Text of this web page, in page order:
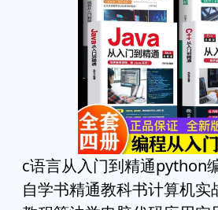
c语言从入门到精通python
自学书精通教科书计算机实